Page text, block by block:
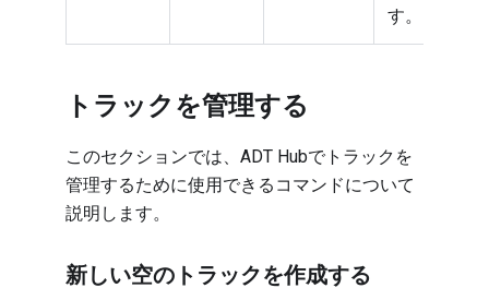
す。
トラックを管理する
このセクションでは、ADT Hubでトラックを
管理するために使用できるコマンドについて
説明します。
新しい空のトラックを作成する